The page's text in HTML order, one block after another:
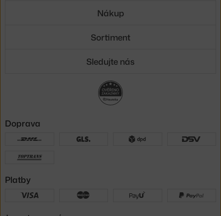
Nákup
Sortiment
Sledujte nás
Doprava
Platby